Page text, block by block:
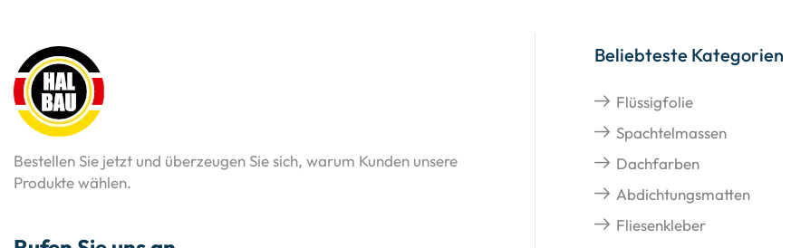
Bestellen Sie jetzt und überzeugen Sie sich, warum Kunden unsere
Produkte wählen.
Beliebteste Kategorien
Flüssigfolie
Spachtelmassen
Dachfarben
Abdichtungsmatten
Fliesenkleber